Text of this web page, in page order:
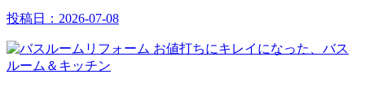
投稿日： 2026-07-08